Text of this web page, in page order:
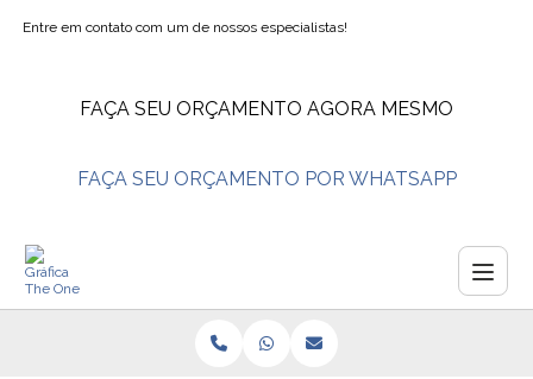
Entre em contato com um de nossos especialistas!
FAÇA SEU ORÇAMENTO AGORA MESMO
FAÇA SEU ORÇAMENTO POR WHATSAPP